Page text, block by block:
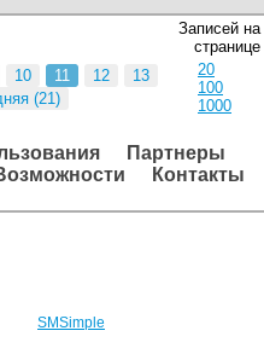
Записей на
странице
10 11 12
13
(21)
20
100
1000
Партнеры
Контакты
SMSimple